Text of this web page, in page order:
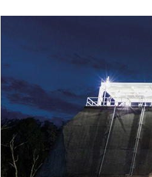
Hit enter to search or ESC to close